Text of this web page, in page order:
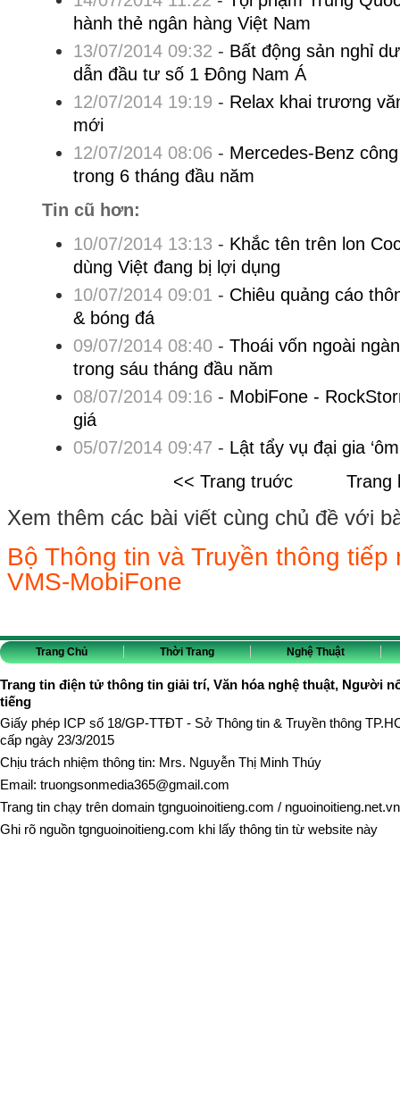
hành thẻ ngân hàng Việt Nam
13/07/2014 09:32 - Bất động sản nghỉ
dẫn đầu tư số 1 Đông Nam Á
12/07/2014 19:19 - Relax khai trương
mới
12/07/2014 08:06 - Mercedes-Benz
trong 6 tháng đầu năm
Tin cũ hơn:
10/07/2014 13:13 - Khắc tên trên lon
dùng Việt đang bị lợi dụng
10/07/2014 09:01 - Chiêu quảng cáo
& bóng đá
09/07/2014 08:40- Thoái vốn ngoài
trong sáu tháng đầu năm
08/07/2014 09:16 - MobiFone -
giá
05/07/2014 09:47 - Lật tẩy vụ đại gia
<< Trang truớc
Trang
Xem thêm các bài viết cùng chủ đề với
Bộ Thông tin và Truyền thông tiếp
VMS-MobiFone
Trang Chủ Thời Trang Nghệ Thuật
Trang tin điện tử thông tin giải trí, Văn hóa nghệ thuật, Người
tiếng
Giấy phép ICP số 18/GP-TTĐT - Sở Thông tin & Truyền thông
cấp ngày 23/3/2015
Chịu trách nhiệm thông tin: Mrs. Nguyễn Thị Minh Thúy
Email: truongsonmedia365@gmail.com
Trang tin chạy trên domain tgnguoinoitieng.com / nguoinoitieng.net.vn
Ghi rõ nguồn tgnguoinoitieng.com khi lấy thông tin từ website này